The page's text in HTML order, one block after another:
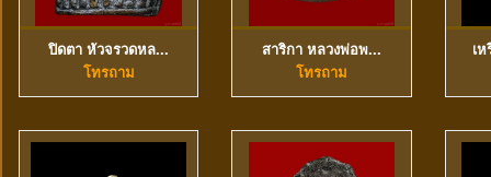
ดูข้อมูลเพิ่มเติม
ปิดตา หัวจรวดหล...
โทรถาม
ดูข้อมูลเพิ่มเติม
สาริกา หลวงพ่อพ...
โทรถาม
เ